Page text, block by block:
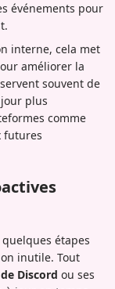
événements pour
interne, cela met
améliorer la
souvent de
plus
comme
futures
étapes
inutile. Tout
Discord ou ses